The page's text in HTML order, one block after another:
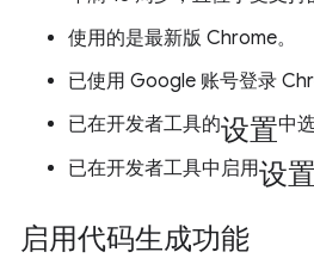
使用的是最新版 Chrome。
已使用 Google 账号登录
已在开发者工具的设置中
已在开发者工具中启用设置
启用代码生成功能